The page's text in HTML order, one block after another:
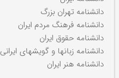
دانشنامه تهران بزرگ
دانشنامه فرهنگ مردم ایران
دانشنامه حقوق ایران
دانشنامه زبانها و گویشهای ایرانی
دانشنامه هنر ایران